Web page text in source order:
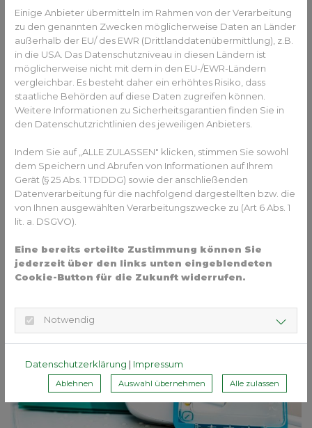
Problemen erhalten.
Die Vorteile:
Einfachheit: Der Patient kommt einfacher und
schneller an das Behandlungsziel
Der Aufwand minimiert sich: Der Patient muss
seltener in die Praxis fahren
Zeitersparnis: Der Patient spart Zeit - und wird sicher
Service-Mehrwert: Direkter Praxis-Kontakt auf kurzen
Wegen
Motivation: Die Behandlungsfortschritte und Erfolge
können mit Freunden und Familie oder gar auf Social
Media geteilt werden. Das macht Spaß und motiviert
Einige Anbieter übermitteln im Rahmen von der Verarbeitung
zu den genannten Zwecken möglicherweise Daten an Länder
außerhalb der EU/ des EWR (Drittlanddatenübermittlung), z.B.
in die USA. Das Datenschutzniveau in diesen Ländern ist
möglicherweise nicht mit dem in den EU-/EWR-Ländern
vergleichbar. Es besteht daher ein erhöhtes Risiko, dass
staatliche Behörden auf diese Daten zugreifen können.
Weitere Informationen zu Sicherheitsgarantien finden Sie in
den Datenschutzrichtlinien des jeweiligen Anbieters.
Indem Sie auf „ALLE ZULASSEN" klicken, stimmen Sie sowohl
dem Speichern und Abrufen von Informationen auf Ihrem
Gerät (§ 25 Abs. 1 TDDDG) sowie der anschließenden
Datenverarbeitung für die nachfolgend dargestellten bzw. die
von Ihnen ausgewählten Verarbeitungszwecke zu (Art 6 Abs. 1
lit. a. DSGVO).
Eine bereits erteilte Zustimmung können Sie
jederzeit über den links unten eingeblendeten
Cookie-Button für die Zukunft widerrufen.
Notwendig
Datenschutzerklärung | Impressum
Ablehnen Auswahl übernehmen Alle zulassen